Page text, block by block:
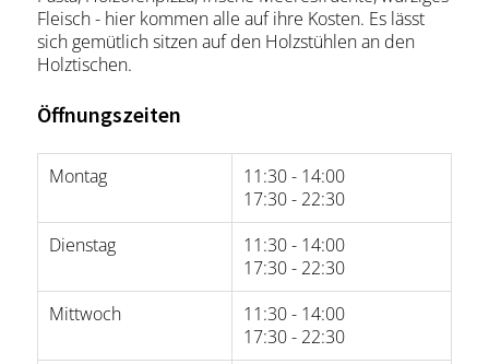
Fleisch - hier kommen alle auf ihre Kosten. Es lässt
sich gemütlich sitzen auf den Holzstühlen an den
Holztischen.
Öffnungszeiten
Montag
11:30 - 14:00
17:30 - 22:30
Dienstag
11:30 - 14:00
17:30 - 22:30
Mittwoch
11:30 - 14:00
17:30 - 22:30